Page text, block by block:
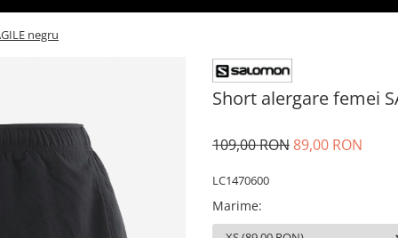
negru
Short alergare femei
109,00 RON89,00 RON
LC1470600
Marime: